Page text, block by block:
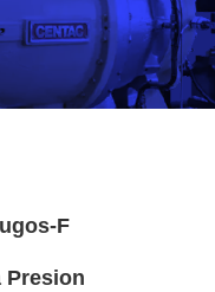
F
Presion